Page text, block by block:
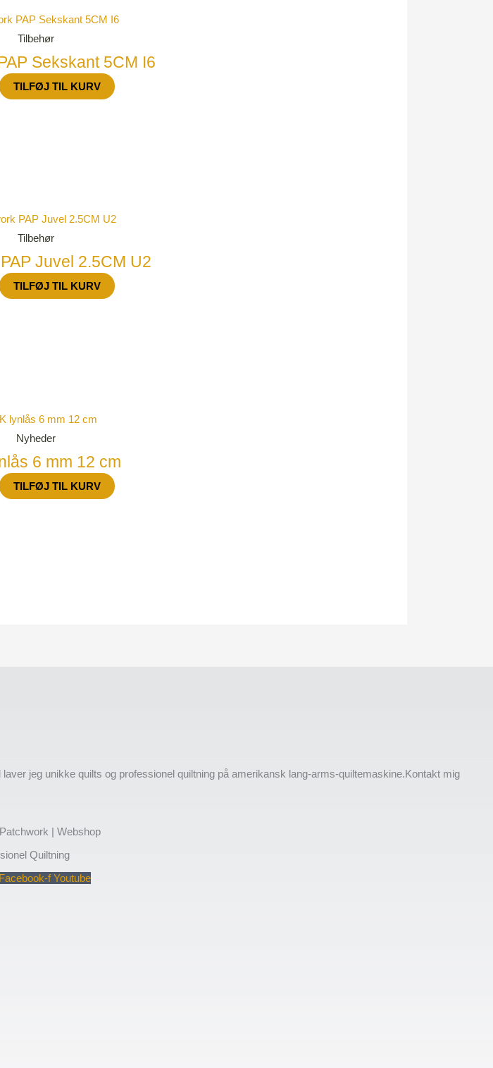
Tilbehør
Sekskant 5CM I6
TILFØJ TIL KURV
Tilbehør
Juvel 2.5CM U2
TILFØJ TIL KURV
Nyheder
6 mm 12 cm
TILFØJ TIL KURV
jeg unikke quilts og professionel quiltning på amerikansk lang-arms-quiltemaskine.Kontakt mig
Quiltning
Facebook-f Youtube